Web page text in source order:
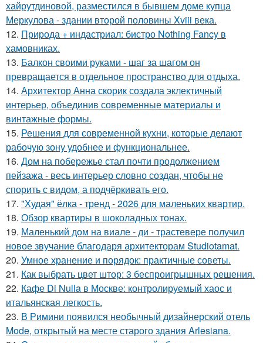
хайрутдиновой, разместился в бывшем доме купца
Меркулова - здании второй половины Xviii века.
12. Природа + индастриал: бистро Nothing Fancy в
хамовниках.
13. Балкон своими руками - шаг за шагом он
превращается в отдельное пространство для отдыха.
14. Архитектор Анна скорик создала эклектичный
интерьер, объединив современные материалы и
винтажные формы.
15. Решения для современной кухни, которые делают
рабочую зону удобнее и функциональнее.
16. Дом на побережье стал почти продолжением
пейзажа - весь интерьер словно создан, чтобы не
спорить с видом, а подчёркивать его.
17. "Худая" ёлка - тренд - 2026 для маленьких квартир.
18. Обзор квартиры в шоколадных тонах.
19. Маленький дом на виале - ди - трастевере получил
новое звучание благодаря архитекторам Studiotamat.
20. Умное хранение и порядок: практичные советы.
21. Как выбрать цвет штор: 3 беспроигрышных решения.
22. Кафе Di Nulla в Москве: контролируемый хаос и
итальянская легкость.
23. В Римини появился необычный дизайнерский отель
Mode, открытый на месте старого здания Arlesiana.